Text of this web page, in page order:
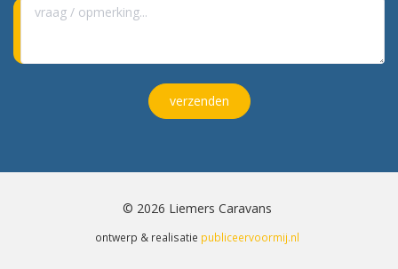
verzenden
© 2026 Liemers Caravans
ontwerp & realisatie publiceervoormij.nl